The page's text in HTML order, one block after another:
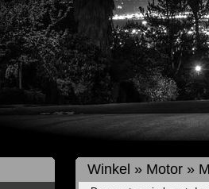
Winkel » Motor »